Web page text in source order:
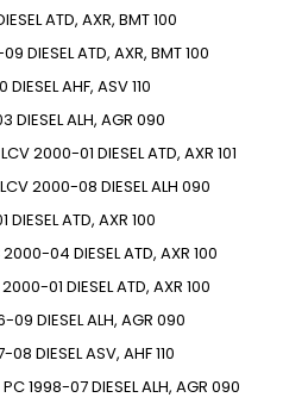
ATD, AXR, BMT100
DIESELATD, AXR, BMT100
DIESELAHF, ASV110
DIESELALH, AGR 090
LCV2000-01 DIESELATD, AXR 101
LCV2000-08 DIESELALH 090
DIESELATD, AXR 100
2000-04 DIESELATD, AXR 100
2000-01 DIESELATD, AXR 100
09 DIESELALH, AGR 090
08 DIESELASV, AHF110
PC1998-07DIESELALH, AGR 090